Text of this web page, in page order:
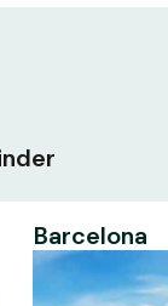
Barcelona